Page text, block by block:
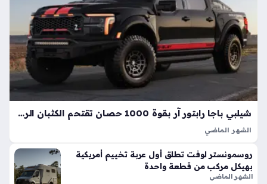
سي
ارة
الك
ة
الأك
اعت
دي
ة
شيلبي باجا رابتور آر بقوة 1000 حصان تقتحم الكثبان الرملية بأداء خارق
الشهر الماضي
المفرطة التي تكسر حواجز الأداء التقليدية في شاحنات البيك أب، إذ
ارتقت بهذه الفئة إلى مستويات غير مسبوقة بفضل تعديلات…
روسمونستر لوفت تطلق أول عربة تخييم أمريكية
بهيكل مركب من قطعة واحدة
الشهر الماضي